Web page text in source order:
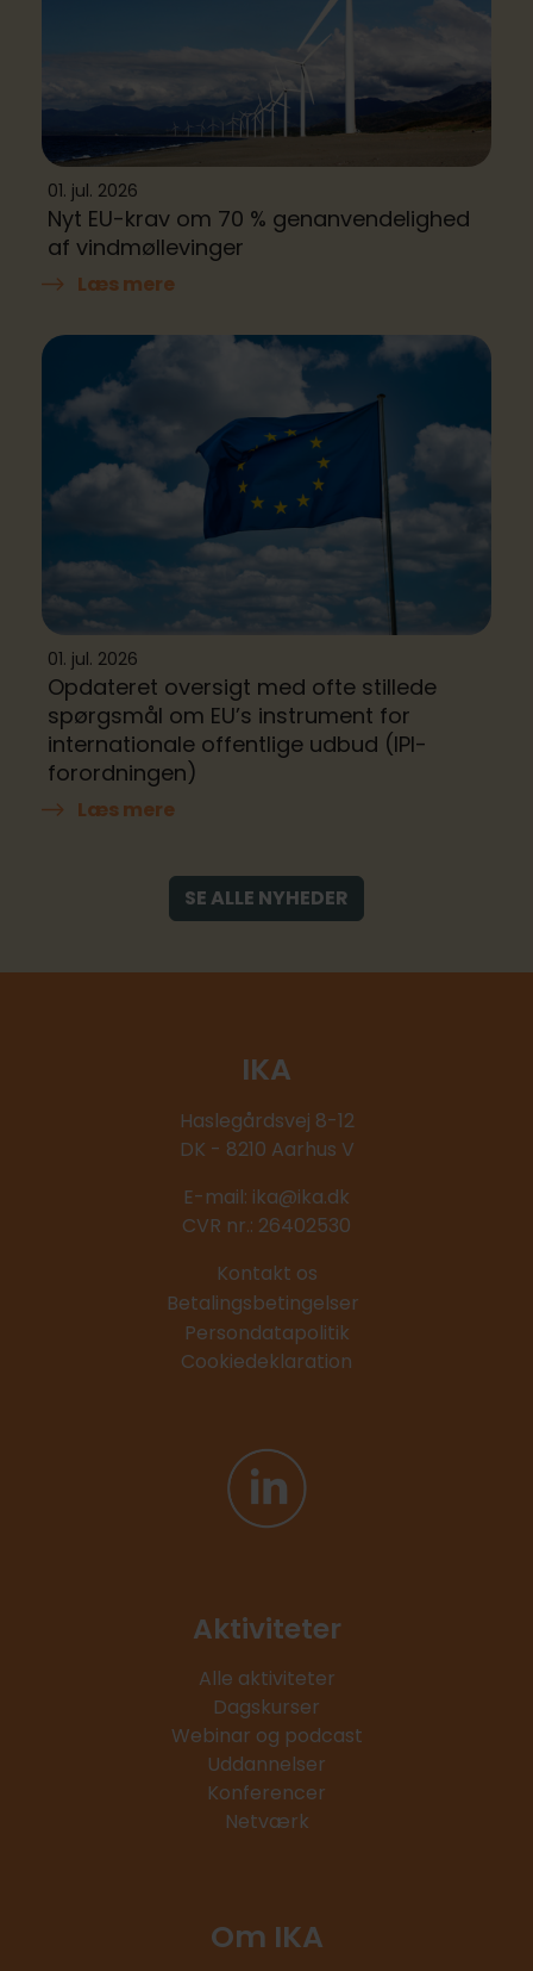
01. jul. 2026
Nyt EU-krav om 70 % genanvendelighed
af vindmøllevinger
Læs mere
01. jul. 2026
Opdateret oversigt med ofte stillede
spørgsmål om EU’s instrument for
internationale offentlige udbud (IPI-
forordningen)
Læs mere
SE ALLE NYHEDER
IKA
Haslegårdsvej 8-12
DK - 8210 Aarhus V
E-mail: ika@ika.dk
CVR nr.: 26402530
Kontakt os
Betalingsbetingelser
Persondatapolitik
Cookiedeklaration
Aktiviteter
Alle aktiviteter
Dagskurser
Webinar og podcast
Uddannelser
Konferencer
Netværk
Om IKA